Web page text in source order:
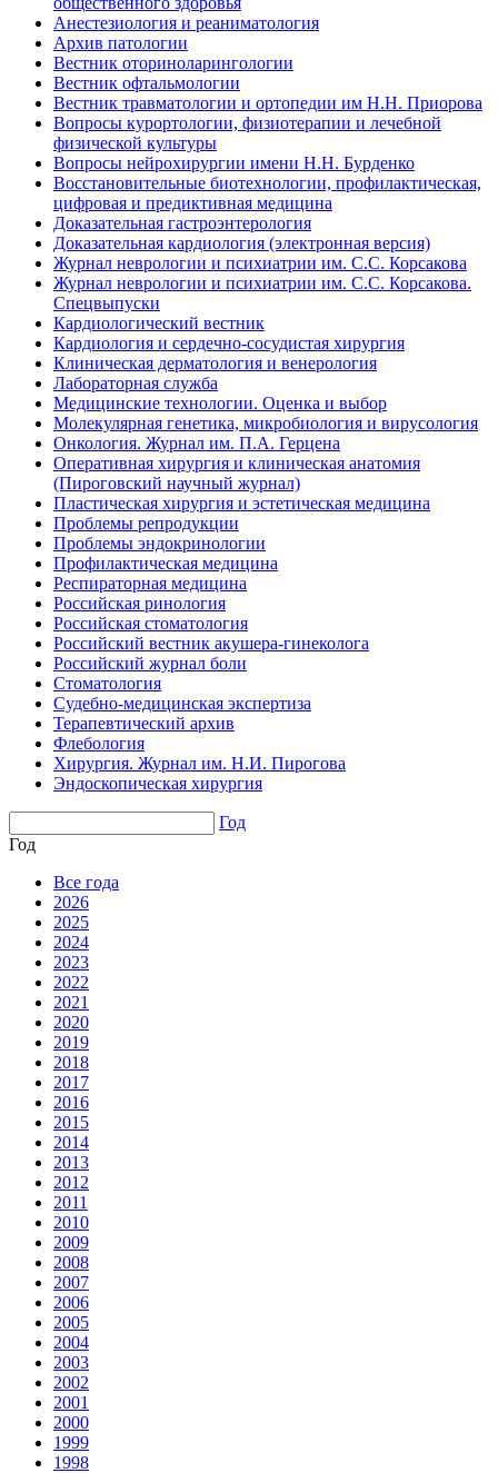
Анестезиология и реаниматология
Архив патологии
Вестник оториноларингологии
Вестник офтальмологии
Вестник травматологии и ортопедии им Н.Н. Приорова
Вопросы курортологии, физиотерапии и лечебной
физической культуры
Вопросы нейрохирургии имени Н.Н. Бурденко
Восстановительные биотехнологии, профилактическая,
цифровая и предиктивная медицина
Доказательная гастроэнтерология
Доказательная кардиология (электронная версия)
Журнал неврологии и психиатрии им. С.С. Корсакова
Журнал неврологии и психиатрии им. С.С. Корсакова.
Спецвыпуски
Кардиологический вестник
Кардиология и сердечно-сосудистая хирургия
Клиническая дерматология и венерология
Лабораторная служба
Медицинские технологии. Оценка и выбор
Молекулярная генетика, микробиология и вирусология
Онкология. Журнал им. П.А. Герцена
Оперативная хирургия и клиническая анатомия
(Пироговский научный журнал)
Пластическая хирургия и эстетическая медицина
Проблемы репродукции
Проблемы эндокринологии
Профилактическая медицина
Респираторная медицина
Российская ринология
Российская стоматология
Российский вестник акушера-гинеколога
Российский журнал боли
Стоматология
Судебно-медицинская экспертиза
Терапевтический архив
Флебология
Хирургия. Журнал им. Н.И. Пирогова
Эндоскопическая хирургия
Год
Год
Все года
2026
2025
2024
2023
2022
2021
2020
2019
2018
2017
2016
2015
2014
2013
2012
2011
2010
2009
2008
2007
2006
2005
2004
2003
2002
2001
2000
1999
1998